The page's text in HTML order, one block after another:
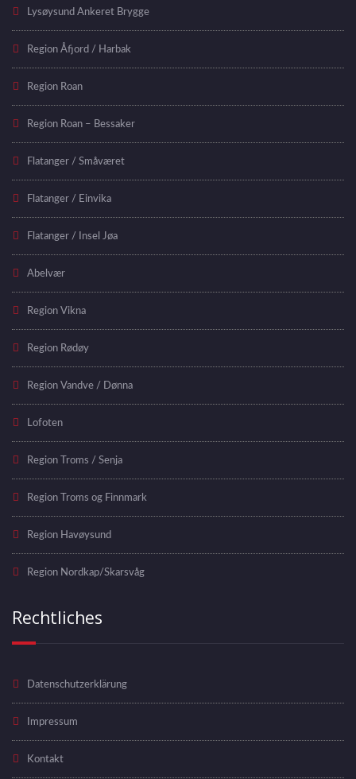
Lysøysund Ankeret Brygge
Region Åfjord / Harbak
Region Roan
Region Roan – Bessaker
Flatanger / Småværet
Flatanger / Einvika
Flatanger / Insel Jøa
Abelvær
Region Vikna
Region Rødøy
Region Vandve / Dønna
Lofoten
Region Troms / Senja
Region Troms og Finnmark
Region Havøysund
Region Nordkap/Skarsvåg
Rechtliches
Datenschutzerklärung
Impressum
Kontakt